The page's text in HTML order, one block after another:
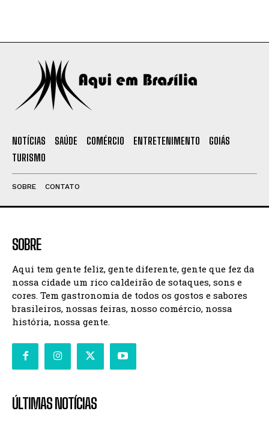
NOTÍCIAS SAÚDE COMÉRCIO ENTRETENIMENTO
GOIÁS
TURISMO
SOBRE CONTATO
SOBRE
Aqui tem gente feliz, gente diferente, gente que fez da
nossa cidade um rico caldeirão de sotaques, sons e
cores. Tem gastronomia de todos os gostos e sabores
brasileiros, nossas feiras, nosso comércio, nossa
história, nossa gente.
ÚLTIMAS NOTÍCIAS